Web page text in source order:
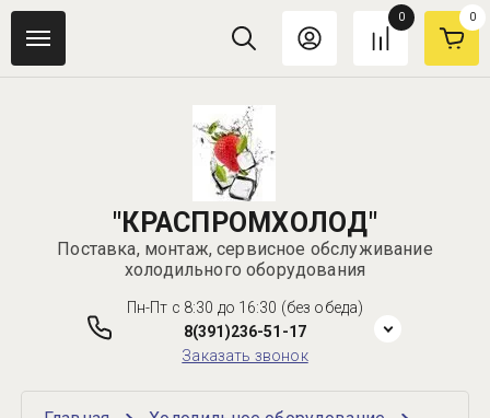
0
0
"КРАСПРОМХОЛОД"
Поставка, монтаж, сервисное обслуживание
холодильного оборудования
Пн-Пт с 8:30 до 16:30 (без обеда)
8(391)236-51-17
Заказать звонок